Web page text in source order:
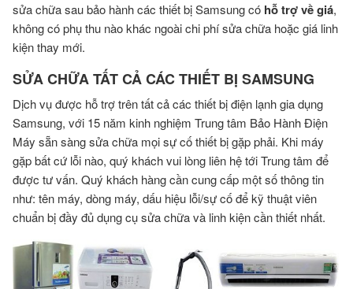
sửa chữa sau bảo hành các thiết bị Samsung có hỗ trợ về giá,
không có phụ thu nào khác ngoài chi phí sửa chữa hoặc giá linh
kiện thay mới.
SỬA CHỮA TẤT CẢ CÁC THIẾT BỊ SAMSUNG
Dịch vụ được hỗ trợ trên tất cả các thiết bị điện lạnh gia dụng
Samsung, với 15 năm kinh nghiệm Trung tâm Bảo Hành Điện
Máy sẵn sàng sửa chữa mọi sự cố thiết bị gặp phải. Khi máy
gặp bất cứ lỗi nào, quý khách vui lòng liên hệ tới Trung tâm để
được tư vấn. Quý khách hàng cần cung cấp một số thông tin
như: tên máy, dòng máy, dấu hiệu lỗi/sự cố để kỹ thuật viên
chuẩn bị đầy đủ dụng cụ sửa chữa và linh kiện cần thiết nhất.